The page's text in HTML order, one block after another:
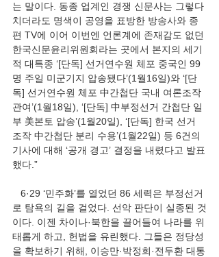
는 말이다. 동종 업계인 경쟁 신문사는 그렇다
치더라도 명색이 공영을 표방한 방송사와 종
편 TV에 이어 이번엔 언론계에 존재감도 없던
한국신문윤리위원회라는 곳에서 본지의 세기
적 대특종 ‘[단독] 선거연수원 체포 중국인 99
명 주일 미군기지 압송됐다’(1월16일)와 ‘[단
독] 선거연수원 체포 中간첩단 국내 여론조작
관여’(1월18일), ‘[단독] 中부정선거 간첩단 일
부 美본토 압송’(1월20일), ‘[단독] 한국 선거
조작 中간첩단 분리 수용’(1월22일) 등 6건의
기사에 대해 ‘공개 경고’ 결정을 내렸다고 발표
했다.”
6·29 ‘민주화’를 열었던 86 세력은 부정선거
로 탐욕의 길을 걸었다. 선악 판단이 실종된 것
이다. 이젠 차이나·북한을 끌어들여 나라를 위
태롭게 하고, 헌법을 유린했다. 그들은 정당성
을 확보하기 위해, 이승만·박정희·전두환 대통